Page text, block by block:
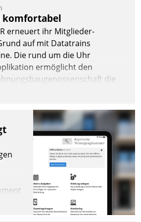
von
komfortabel
erneuert ihr Mitglieder-
auf mit Datatrains
Die rund um die Uhr
ermöglicht den
die
Smartphone, Tablet oder PC.